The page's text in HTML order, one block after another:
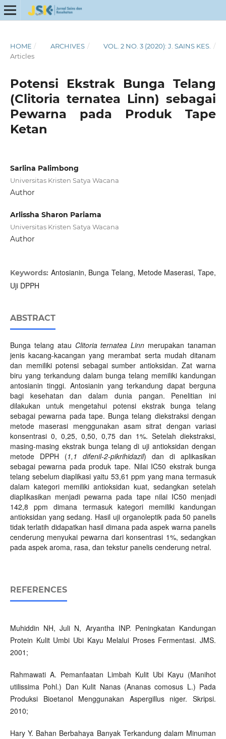
HOME / ARCHIVES / VOL. 2 NO. 3 (2020): J. SAINS KES. /
Articles
Potensi Ekstrak Bunga Telang
(Clitoria ternatea Linn) sebagai
Pewarna pada Produk Tape
Ketan
Sarlina Palimbong
Universitas Kristen Satya Wacana
Author
Arlissha Sharon Pariama
Universitas Kristen Satya Wacana
Author
Keywords: Antosianin, Bunga Telang, Metode Maserasi, Tape,
Uji DPPH
ABSTRACT
Bunga telang atau Clitoria ternatea Linn merupakan tanaman
jenis kacang-kacangan yang merambat serta mudah ditanam
dan memiliki potensi sebagai sumber antioksidan. Zat warna
biru yang terkandung dalam bunga telang memiliki kandungan
antosianin tinggi. Antosianin yang terkandung dapat berguna
bagi kesehatan dan dalam dunia pangan. Penelitian ini
dilakukan untuk mengetahui potensi ekstrak bunga telang
sebagai pewarna pada tape. Bunga telang diekstraksi dengan
metode maserasi menggunakan asam sitrat dengan variasi
konsentrasi 0, 0,25, 0,50, 0,75 dan 1%. Setelah diekstraksi,
masing-masing ekstrak bunga telang di uji antioksidan dengan
metode DPPH (1,1 difenil-2-pikrihidazil) dan di aplikasikan
sebagai pewarna pada produk tape. Nilai IC50 ekstrak bunga
telang sebelum diaplikasi yaitu 53,61 ppm yang mana termasuk
dalam kategori memiliki antioksidan kuat, sedangkan setelah
diaplikasikan menjadi pewarna pada tape nilai IC50 menjadi
142,8 ppm dimana termasuk kategori memiliki kandungan
antioksidan yang sedang. Hasil uji organoleptik pada 50 panelis
tidak terlatih didapatkan hasil dimana pada aspek warna panelis
cenderung menyukai pewarna dari konsentrasi 1%, sedangkan
pada aspek aroma, rasa, dan tekstur panelis cenderung netral.
REFERENCES
Muhiddin NH, Juli N, Aryantha INP. Peningkatan Kandungan
Protein Kulit Umbi Ubi Kayu Melalui Proses Fermentasi. JMS.
2001;
Rahmawati A. Pemanfaatan Limbah Kulit Ubi Kayu (Manihot
utilissima Pohl.) Dan Kulit Nanas (Ananas comosus L.) Pada
Produksi Bioetanol Menggunakan Aspergillus niger. Skripsi.
2010;
Hary Y. Bahan Berbahaya Banyak Terkandung dalam Minuman